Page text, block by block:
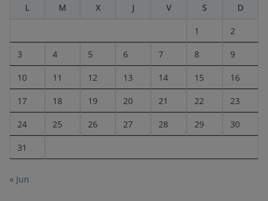
L
M X J V S D
1 2
3 4 5 6 7 8 9
10 11 12 13 14 15 16
17 18 19 20 21 22 23
24 25 26 27 28 29 30
31
« Jun